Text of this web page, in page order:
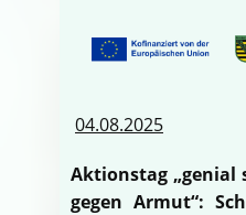
04.08.2025
Aktionstag „genial
gegen Armut“: